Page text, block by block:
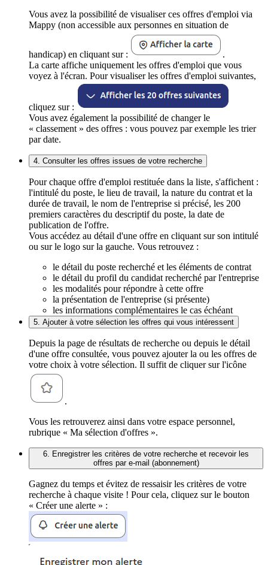
Vous avez la possibilité de visualiser ces offres d'emploi via
Mappy (non accessible aux personnes en situation de
handicap) en cliquant sur :
.
La carte affiche uniquement les offres d'emploi que vous
voyez à l'écran. Pour visualiser les offres d'emploi suivantes,
cliquez sur :
Vous avez également la possibilité de changer le
« classement » des offres : vous pouvez par exemple les trier
par date.
4. Consulter les offres issues de votre recherche
Pour chaque offre d'emploi restituée dans la liste, s'affichent :
l'intitulé du poste, le lieu de travail, la nature du contrat et la
durée de travail, le nom de l'entreprise si précisé, les 200
premiers caractères du descriptif du poste, la date de
publication de l'offre.
Vous accédez au détail d'une offre en cliquant sur son intitulé
ou sur le logo sur la gauche. Vous retrouvez :
le détail du poste recherché et les éléments de contrat
le détail du profil du candidat recherché par l'entreprise
les modalités pour répondre à cette offre
la présentation de l'entreprise (si présente)
les informations complémentaires le cas échéant
5. Ajouter à votre sélection les offres qui vous intéressent
Depuis la page de résultats de recherche ou depuis le détail
d'une offre consultée, vous pouvez ajouter la ou les offres de
votre choix à votre sélection. Il suffit de cliquer sur l'icône
.
Vous les retrouverez ainsi dans votre espace personnel,
rubrique « Ma sélection d'offres ».
6. Enregistrer les critères de votre recherche et recevoir les
offres par e-mail (abonnement)
Gagnez du temps et évitez de ressaisir les critères de votre
recherche à chaque visite ! Pour cela, cliquez sur le bouton
« Créer une alerte » :